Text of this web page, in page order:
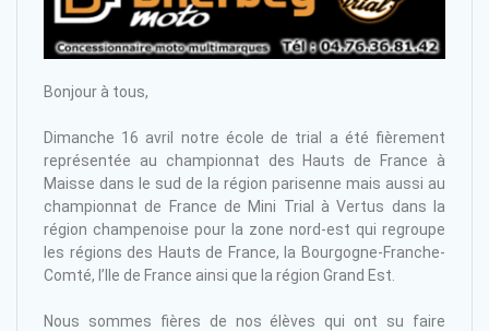
Bonjour à tous,
Dimanche 16 avril notre école de trial a été fièrement
représentée au championnat des Hauts de France à
Maisse dans le sud de la région parisenne mais aussi au
championnat de France de Mini Trial à Vertus dans la
région champenoise pour la zone nord-est qui regroupe
les régions des Hauts de France, la Bourgogne-Franche-
Comté, l’Ile de France ainsi que la région Grand Est.
Nous sommes fières de nos élèves qui ont su faire